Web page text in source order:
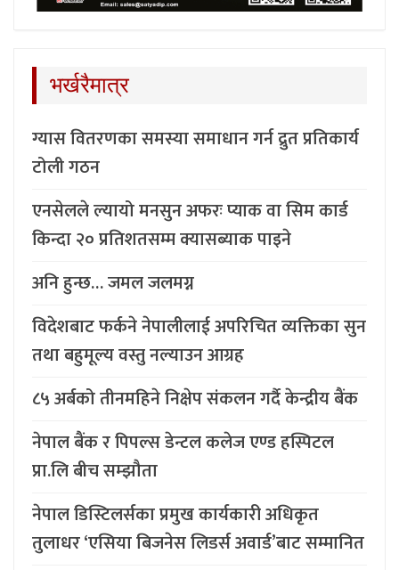
भर्खरैमात्र
ग्यास वितरणका समस्या समाधान गर्न द्रुत प्रतिकार्य
टोली गठन
एनसेलले ल्यायो मनसुन अफरः प्याक वा सिम कार्ड
किन्दा २० प्रतिशतसम्म क्यासब्याक पाइने
अनि हुन्छ… जमल जलमग्न
विदेशबाट फर्कने नेपालीलाई अपरिचित व्यक्तिका सुन
तथा बहुमूल्य वस्तु नल्याउन आग्रह
८५ अर्बको तीनमहिने निक्षेप संकलन गर्दै केन्द्रीय बैंक
नेपाल बैंक र पिपल्स डेन्टल कलेज एण्ड हस्पिटल
प्रा.लि बीच सम्झौता
नेपाल डिस्टिलर्सका प्रमुख कार्यकारी अधिकृत
तुलाधर ‘एसिया बिजनेस लिडर्स अवार्ड’बाट सम्मानित